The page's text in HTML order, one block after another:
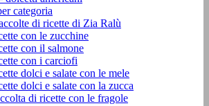
categoria
di ricette di Zia Ralù
con le zucchine
con il salmone
con i carciofi
dolci e salate con le mele
dolci e salate con la zucca
di ricette con le fragole